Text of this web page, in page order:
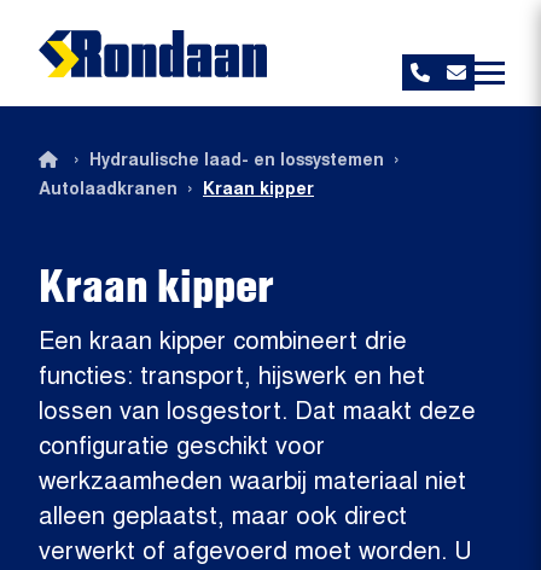
Kraan kipper
Een kraan kipper combineert drie
functies: transport, hijswerk en het
lossen van losgestort. Dat maakt deze
configuratie geschikt voor
werkzaamheden waarbij materiaal niet
alleen geplaatst, maar ook direct
verwerkt of afgevoerd moet worden. U
› Hydraulische laad- en lossystemen ›
Autolaadkranen › Kraan kipper